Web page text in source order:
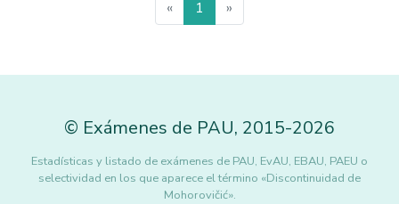
« 1 »
© Exámenes de PAU, 2015-2026
Estadísticas y listado de exámenes de PAU, EvAU, EBAU, PAEU o
selectividad en los que aparece el término «Discontinuidad de
Mohorovičić».